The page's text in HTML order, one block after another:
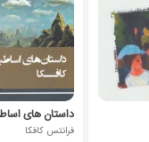
داستان های
فرانتس کافکا